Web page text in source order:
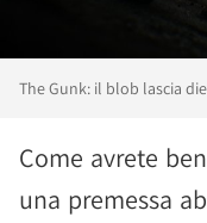
The Gunk: il blob lascia
Come avrete
una premessa